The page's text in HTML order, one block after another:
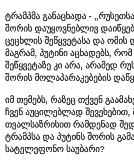
ტრამპმა განაცხადა -
შორის დაუყოვნებლივ
ცეცხლის შეწყვეტასა და ომის
მაგრამ, პუტინი აცხადებს,
შეწყვეტაზე კი არა, არამედ
შორის მოლაპარაკებების
იმ თემებს, რაზეც თქვენ
ჩვენ აუცილებლად შევეხებით,
თვალსაზრისით რამდენად
ტრამპსა და პუტინს შორის
სატელეფონო საუბარი?